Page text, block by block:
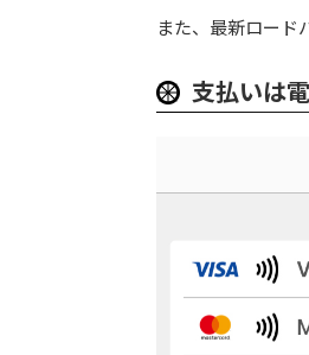
また、最新ロード
支払いは